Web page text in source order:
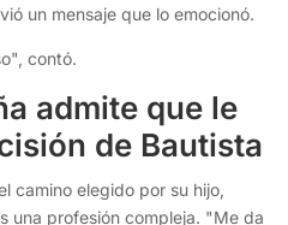
un mensaje que lo emocionó.
contó.
admite que le
de Bautista
camino elegido por su hijo,
una profesión compleja. "Me da